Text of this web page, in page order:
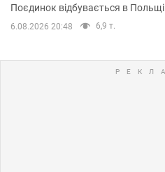
Поєдинок відбувається в Польщі
6.08.2026 20:48 6,9 т.